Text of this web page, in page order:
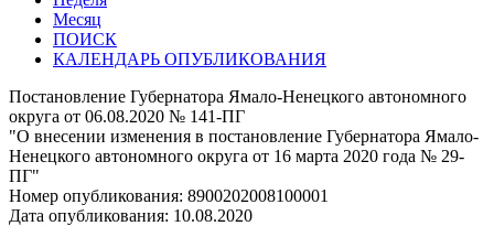
Месяц
ПОИСК
КАЛЕНДАРЬ ОПУБЛИКОВАНИЯ
Постановление Губернатора Ямало-Ненецкого автономного
округа от 06.08.2020 № 141-ПГ
"О внесении изменения в постановление Губернатора Ямало-
Ненецкого автономного округа от 16 марта 2020 года № 29-
ПГ"
Номер опубликования: 8900202008100001
Дата опубликования: 10.08.2020